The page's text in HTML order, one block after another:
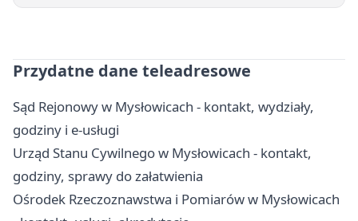
Przydatne dane teleadresowe
Sąd Rejonowy w Mysłowicach - kontakt, wydziały,
godziny i e-usługi
Urząd Stanu Cywilnego w Mysłowicach - kontakt,
godziny, sprawy do załatwienia
Ośrodek Rzeczoznawstwa i Pomiarów w Mysłowicach